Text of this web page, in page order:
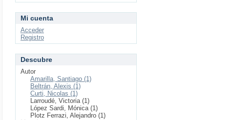
Mi cuenta
Acceder
Registro
Descubre
Autor
Amarilla, Santiago (1)
Beltrán, Alexis (1)
Curti, Nicolas (1)
Larroudé, Victoria (1)
López Sardi, Mónica (1)
Plotz Ferrazi, Alejandro (1)